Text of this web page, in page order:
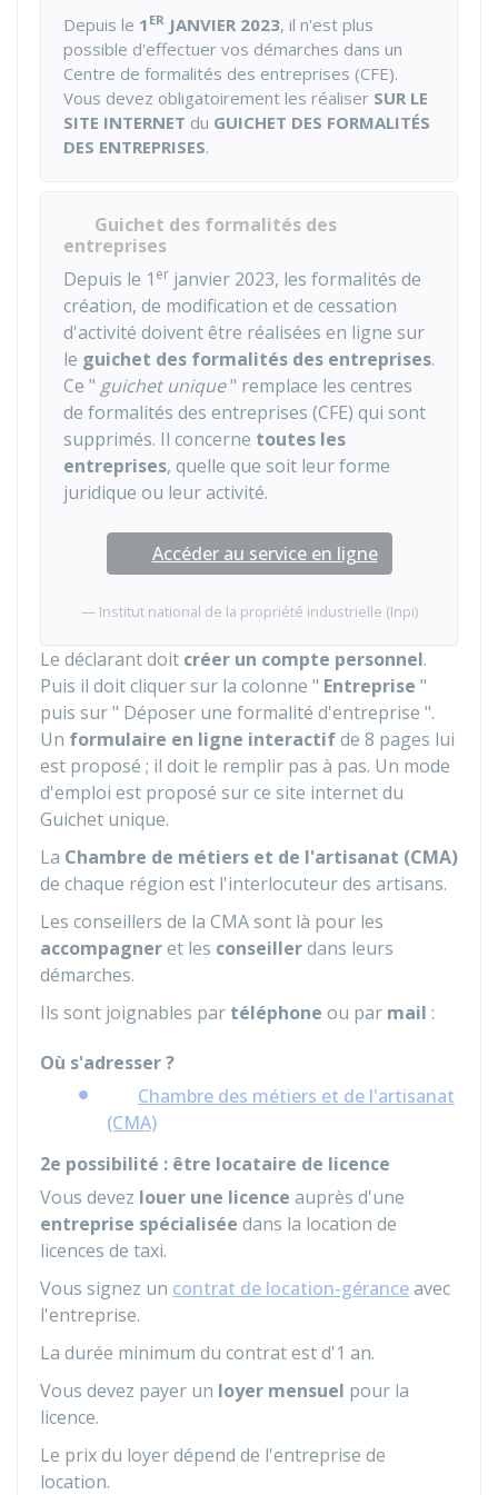
Depuis le 1 ER JANVIER 2023, il n'est plus
possible d'effectuer vos démarches dans un
Centre de formalités des entreprises (CFE).
Vous devez obligatoirement les réaliser SUR LE
SITE INTERNET du GUICHET DES FORMALITÉS
DES ENTREPRISES.
Guichet des formalités des
entreprises
Depuis le 1 er janvier 2023, les formalités de
création, de modification et de cessation
d'activité doivent être réalisées en ligne sur
le guichet des formalités des entreprises.
Ce " guichet unique" remplace les centres
de formalités des entreprises (CFE) qui sont
supprimés. Il concerne toutes les
entreprises, quelle que soit leur forme
juridique ou leur activité.
Accéder au service en ligne
Institut national de la propriété industrielle (Inpi)
Le déclarant doit créer un compte personnel.
Puis il doit cliquer sur la colonne " Entreprise "
puis sur " Déposer une formalité d'entreprise ".
Un formulaire en ligne interactifde 8 pages lui
est proposé ; il doit le remplir pas à pas. Un mode
d'emploi est proposé sur ce site internet du
Guichet unique.
La Chambre de métiers et de l'artisanat (CMA)
de chaque région est l'interlocuteur des artisans.
Les conseillers de la CMAsont là pour les
accompagneret les conseillerdans leurs
démarches.
Ils sont joignables par téléphone ou par mail :
Où s'adresser ?
Chambre des métiers et de l'artisanat
(CMA)
2e possibilité : être locataire de licence
Vous devez louer une licence auprès d'une
entreprise spécialisée dans la location de
licences de taxi.
Vous signez un contrat de location-géranceavec
l'entreprise.
La durée minimum du contrat est d'1 an.
Vous devez payer un loyer mensuel pour la
licence.
Le prix du loyer dépend de l'entreprise de
location.